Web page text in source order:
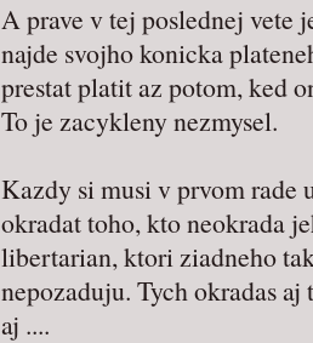
A prave v tej poslednej vete
najde svojho konicka
prestat platit az potom, ked
To je zacykleny nezmysel.
Kazdy si musi v prvom rade
okradat toho, kto neokrada
libertarian, ktori ziadneho
nepozaduju. Tych okradas
aj ....